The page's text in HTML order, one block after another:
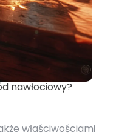
nawłociowy?
właściwościami